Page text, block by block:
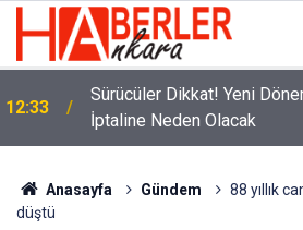
12:33
Sürücüler Dikkat! Yeni
İptaline Neden Olacak
Anasayfa Gündem
88 yıllık
düştü